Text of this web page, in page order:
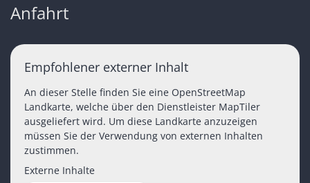
Anfahrt
Empfohlener externer Inhalt
An dieser Stelle finden Sie eine OpenStreetMap
Landkarte, welche über den Dienstleister MapTiler
ausgeliefert wird. Um diese Landkarte anzuzeigen
müssen Sie der Verwendung von externen Inhalten
zustimmen.
Externe Inhalte